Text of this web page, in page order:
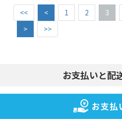
<< < 1 2 3
>
>>
お支払いと配
お支払